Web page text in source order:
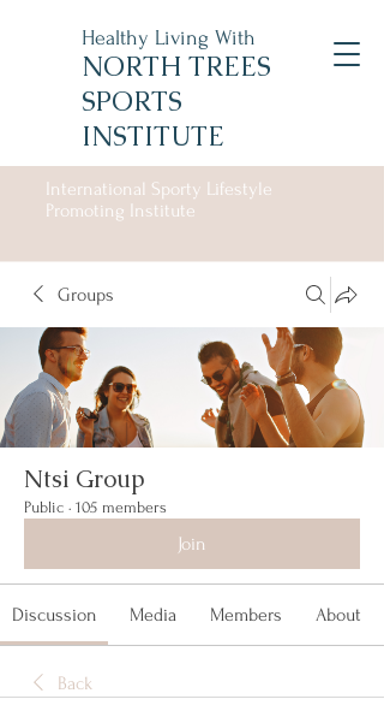
Healthy Living With
NORTH TREES
SPORTS
INSTITUTE
International Sporty Lifestyle
Promoting Institute
Groups
Ntsi Group
Public · 105 members
Join
Discussion Media Members About
Back